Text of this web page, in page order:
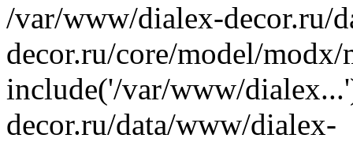
/var/www/dialex-decor.ru/
decor.ru/core/model/
include('/var/www/
decor.ru/data/www/dialex-